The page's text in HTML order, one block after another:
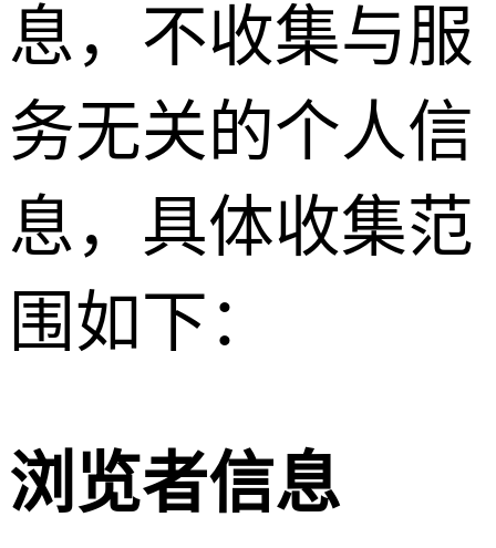
息，不收集与服
务无关的个人信
息，具体收集范
围如下：
浏览者信息